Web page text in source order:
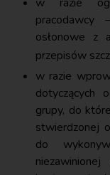
pracodawcy
osłonowe
przepisów
w razie
dotyczących
grupy, do
stwierdzonej
do